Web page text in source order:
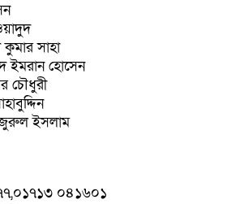
কুমার সাহা
ইমরান হোসেন
চৌধুরী
ইসলাম
০৪১৬০১